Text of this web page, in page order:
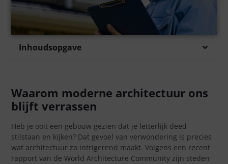
Inhoudsopgave
Waarom moderne architectuur ons
blijft verrassen
Heb je ooit een gebouw gezien dat je letterlijk deed
stilstaan en kijken? Dat gevoel van verwondering is precies
wat architectuur zo intrigerend maakt. Volgens een recent
rapport van de World Architecture Community zijn steden